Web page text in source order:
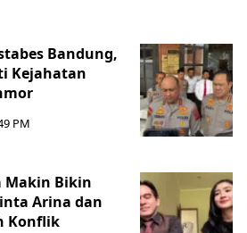
Bandung,
Kejahatan
PM
Makin Bikin
Arina dan
Konflik